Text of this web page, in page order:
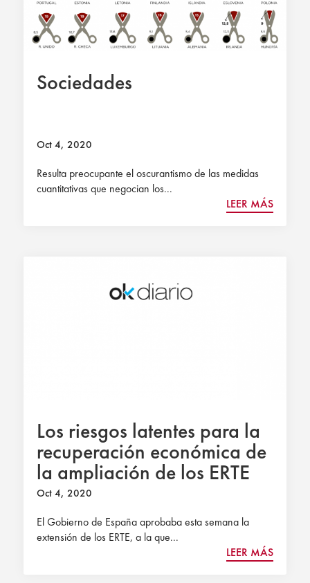
Sociedades
Oct 4, 2020
Resulta preocupante el oscurantismo de las medidas
cuantitativas que negocian los...
LEER MÁS
Los riesgos latentes para la
recuperación económica de
la ampliación de los ERTE
Oct 4, 2020
El Gobierno de España aprobaba esta semana la
extensión de los ERTE, a la que...
LEER MÁS